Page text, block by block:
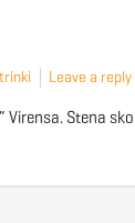
Leave a reply
Virensa. Stena